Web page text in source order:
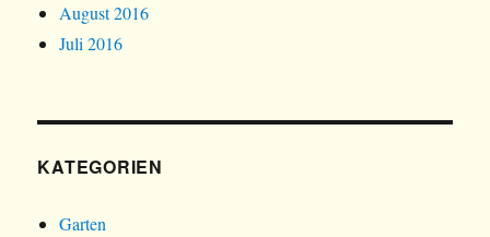
August 2016
Juli 2016
KATEGORIEN
Garten